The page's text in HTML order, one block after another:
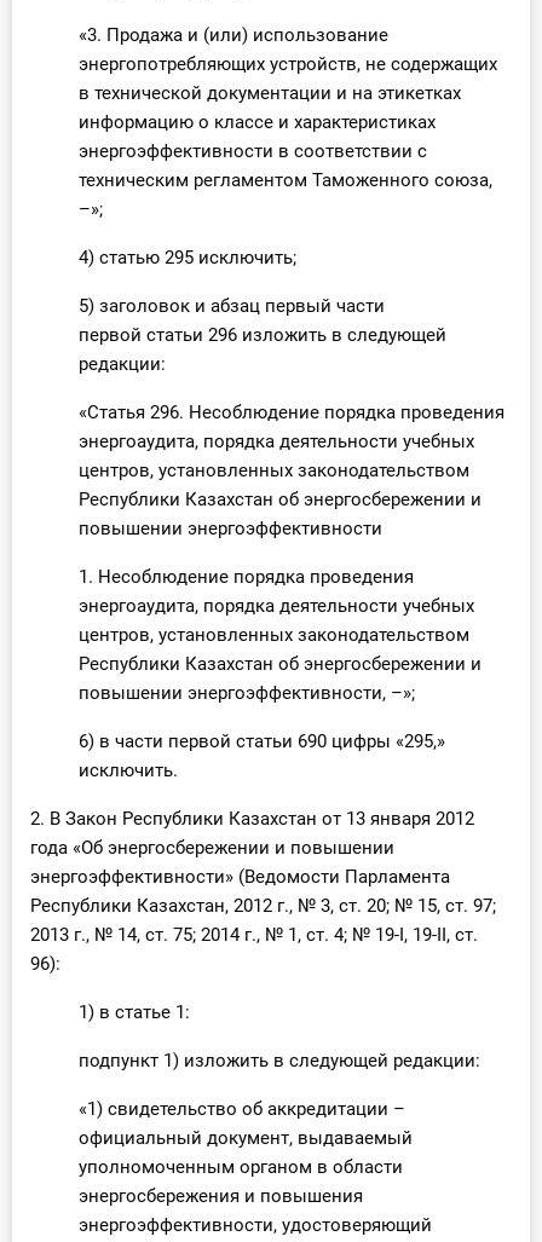
«3. Продажа и (или) использование
энергопотребляющих устройств, не содержащих
в технической документации и на этикетках
информацию о классе и характеристиках
энергоэффективности в соответствии с
техническим регламентом Таможенного союза,
–»;
4) статью 295 исключить;
5) заголовок и абзац первый части
первой статьи 296 изложить в следующей
редакции:
«Статья 296. Несоблюдение порядка проведения
энергоаудита, порядка деятельности учебных
центров, установленных законодательством
Республики Казахстан об энергосбережении и
повышении энергоэффективности
1. Несоблюдение порядка проведения
энергоаудита, порядка деятельности учебных
центров, установленных законодательством
Республики Казахстан об энергосбережении и
повышении энергоэффективности, –»;
6) в части первой статьи 690 цифры «295,»
исключить.
2. В Закон Республики Казахстан от 13 января 2012
года «Об энергосбережении и повышении
энергоэффективности» (Ведомости Парламента
Республики Казахстан, 2012 г., № 3, ст. 20; № 15, ст. 97;
2013 г., № 14, ст. 75; 2014 г., № 1, ст. 4; № 19-I, 19-II, ст.
96):
1) в статье 1:
подпункт 1) изложить в следующей редакции:
«1) свидетельство об аккредитации –
официальный документ, выдаваемый
уполномоченным органом в области
энергосбережения и повышения
энергоэффективности, удостоверяющий